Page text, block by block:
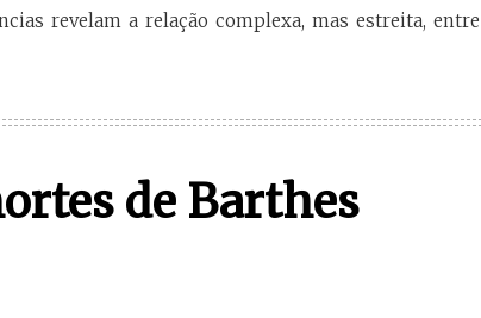
revelam a relação complexa, mas estreita,
de Barthes